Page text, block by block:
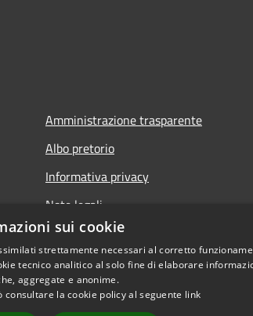
Amministrazione trasparente
Albo pretorio
Informativa privacy
Note legali
Dichiarazione di accessibilità
Piano di miglioramento del sito
sui cookie
strettamente necessari al corretto
tecnico analitico al solo fine di elaborare
aggregate e anonime.
consultare la cookie policy al seguente link